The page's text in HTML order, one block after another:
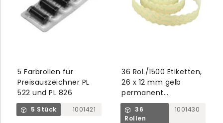
5 Farbrollen für
Preisauszeichner PL
522 und PL 826
5 Stück 1001421
36 Rol./1500 Etiketten,
26 x 12 mm gelb
permanent
Gummierung 2
36
Rollen
1001430